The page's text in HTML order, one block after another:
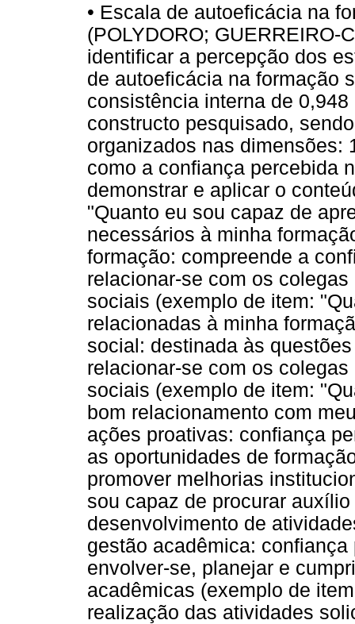
• Escala de autoeficácia na
(POLYDORO; GUERREIRO-
identificar a percepção dos
de autoeficácia na formação
consistência interna de
constructo pesquisado,
organizados nas dimensões:
como a confiança percebida
demonstrar e aplicar o
"Quanto eu sou capaz de
necessários à minha
formação: compreende a
relacionar-se com os
sociais (exemplo de item:
relacionadas à minha
social: destinada às
relacionar-se com os
sociais (exemplo de item:
bom relacionamento com
ações proativas: confiança
as oportunidades de
promover melhorias
sou capaz de procurar
desenvolvimento de
gestão acadêmica:
envolver-se, planejar e
acadêmicas (exemplo de
realização das atividades